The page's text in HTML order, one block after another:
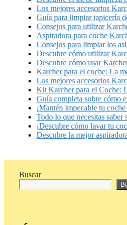
Los mejores accesorios
Guía para limpiar tapicería
Consejos para utilizar
Aspiradora para coche
Consejos para limpiar los
Descubre cómo utilizar
Descubre cómo usar
Karcher para el coche: La
Los mejores accesorios
Kit Karcher para el Coche:
Guía completa sobre cómo
¡Mantén impecable tu
Todo lo que necesitas
¡Descubre cómo lavar tu
Descubre la mejor
Buscar